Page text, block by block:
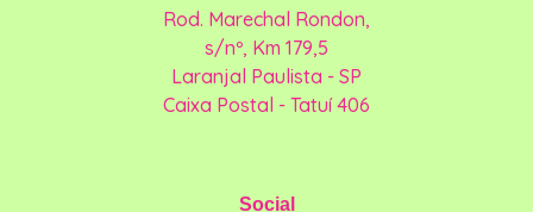
Rod. Marechal Rondon,
s/nº, Km 179,5
Laranjal Paulista - SP
Caixa Postal - Tatuí 406
Social